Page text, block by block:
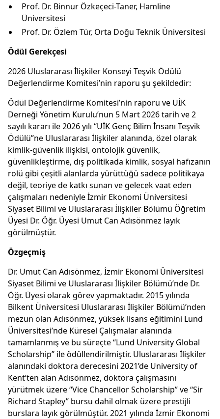
Prof. Dr. Binnur Özkeçeci-Taner, Hamline
Üniversitesi
Prof. Dr. Özlem Tür, Orta Doğu Teknik Üniversitesi
Ödül Gerekçesi
2026 Uluslararası İlişkiler Konseyi Teşvik Ödülü
Değerlendirme Komitesi’nin raporu şu şekildedir:
Ödül Değerlendirme Komitesi’nin raporu ve UİK
Derneği Yönetim Kurulu’nun 5 Mart 2026 tarih ve 2
sayılı kararı ile 2026 yılı “UİK Genç Bilim İnsanı Teşvik
Ödülü”ne Uluslararası İlişkiler alanında, özel olarak
kimlik-güvenlik ilişkisi, ontolojik güvenlik,
güvenlikleştirme, dış politikada kimlik, sosyal hafızanın
rolü gibi çeşitli alanlarda yürüttüğü sadece politikaya
değil, teoriye de katkı sunan ve gelecek vaat eden
çalışmaları nedeniyle İzmir Ekonomi Üniversitesi
Siyaset Bilimi ve Uluslararası İlişkiler Bölümü Öğretim
Üyesi Dr. Öğr. Üyesi Umut Can Adısönmez layık
görülmüştür.
Özgeçmiş
Dr. Umut Can Adısönmez, İzmir Ekonomi Üniversitesi
Siyaset Bilimi ve Uluslararası İlişkiler Bölümü’nde Dr.
Öğr. Üyesi olarak görev yapmaktadır. 2015 yılında
Bilkent Üniversitesi Uluslararası İlişkiler Bölümü’nden
mezun olan Adısönmez, yüksek lisans eğitimini Lund
Üniversitesi’nde Küresel Çalışmalar alanında
tamamlanmış ve bu süreçte “Lund University Global
Scholarship” ile ödüllendirilmiştir. Uluslararası İlişkiler
alanındaki doktora derecesini 2021’de University of
Kent’ten alan Adısönmez, doktora çalışmasını
yürütmek üzere “Vice Chancellor Scholarship” ve “Sir
Richard Stapley” bursu dahil olmak üzere prestijli
burslara layık görülmüştür. 2021 yılında İzmir Ekonomi